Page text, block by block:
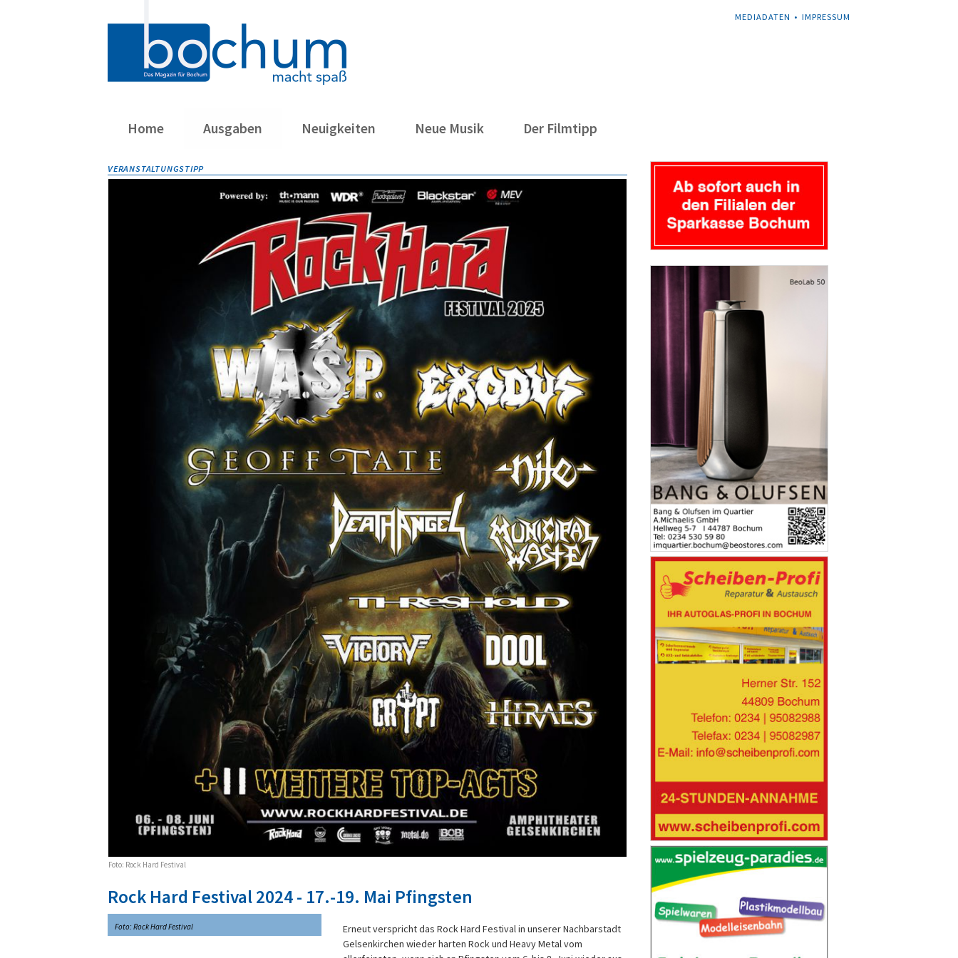
NAVIGATION
MEDIADATEN IMPRESSUM
Home Ausgaben Neuigkeiten Neue Musik Der Filmtipp
überspringen
VERANSTALTUNGSTIPP
Foto: Rock Hard Festival
Rock Hard Festival 2024 - 17.-19. Mai Pfingsten
Foto: Rock Hard Festival
Erneut verspricht das Rock Hard Festival in unserer Nachbarstadt
Gelsenkirchen wieder harten Rock und Heavy Metal vom